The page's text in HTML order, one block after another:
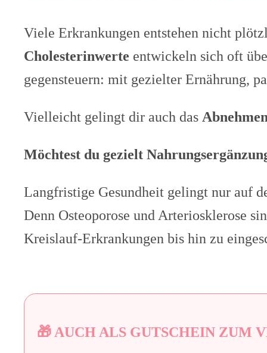
Viele Erkrankungen entstehen nicht
Cholesterinwerte entwickeln sich oft
gegensteuern: mit gezielter Ernährung,
Vielleicht gelingt dir auch das
Möchtest du gezielt
Langfristige Gesundheit gelingt nur auf
Denn Osteoporose und Arteriosklerose
Kreislauf-Erkrankungen bis hin zu
🎁 AUCH ALS GUTSCHEIN ZUM